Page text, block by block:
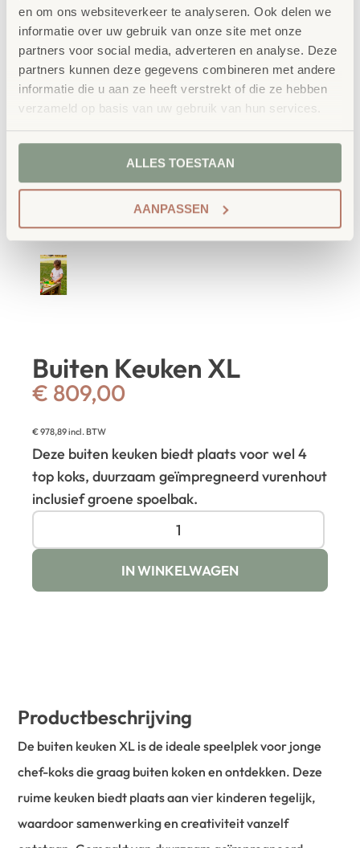
en om ons websiteverkeer te analyseren. Ook delen we
informatie over uw gebruik van onze site met onze
partners voor social media, adverteren en analyse. Deze
partners kunnen deze gegevens combineren met andere
informatie die u aan ze heeft verstrekt of die ze hebben
verzameld op basis van uw gebruik van hun services.
ALLES TOESTAAN
AANPASSEN
Buiten Keuken XL
€ 809,00
€978,89incl. BTW
Deze buiten keuken biedt plaats voor wel 4
top koks, duurzaam geïmpregneerd vurenhout
inclusief groene spoelbak.
IN WINKELWAGEN
Productbeschrijving
De buiten keuken XL is de ideale speelplek voor jonge
chef-koks die graag buiten koken en ontdekken. Deze
ruime keuken biedt plaats aan vier kinderen tegelijk,
waardoor samenwerking en creativiteit vanzelf